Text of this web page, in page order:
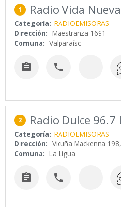
1 Radio Vida
Categoría: RADIOEMISORAS
Dirección: Maestranza 1691
Comuna: Valparaíso
 
2 Radio Dulce 96.7
Categoría: RADIOEMISORAS
Dirección: Vicuña Mackenna
Comuna: La Ligua
 